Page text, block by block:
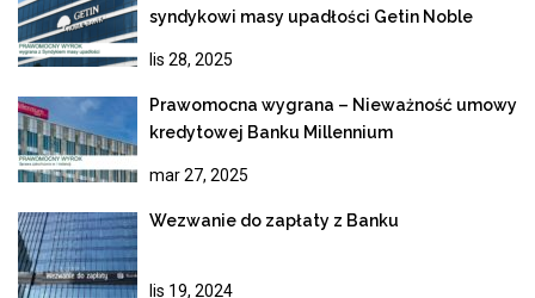
syndykowi masy upadłości Getin Noble
lis 28, 2025
Prawomocna wygrana – Nieważność umowy
kredytowej Banku Millennium
mar 27, 2025
Wezwanie do zapłaty z Banku
lis 19, 2024